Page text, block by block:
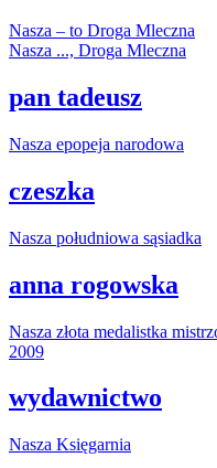
Nasza – to Droga Mleczna
Nasza ..., Droga Mleczna
pan tadeusz
Nasza epopeja narodowa
czeszka
Nasza południowa sąsiadka
anna rogowska
Nasza złota medalistka
2009
wydawnictwo
Nasza Księgarnia